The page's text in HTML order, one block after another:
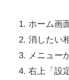
ホーム画
消したい
メニュー
右上「設